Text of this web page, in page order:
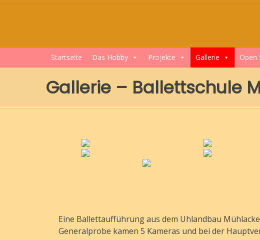
Startseite Das Hobby Projekte Gallerie Open
Gallerie – Ballettschule
Eine Ballettaufführung aus dem Uhlandbau
Generalprobe kamen 5 Kameras und bei der